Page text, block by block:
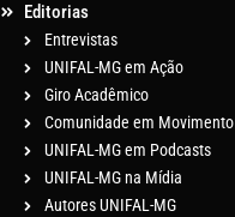
Editorias
Entrevistas
UNIFAL-MG em Ação
Giro Acadêmico
Comunidade em Movimento
UNIFAL-MG em Podcasts
UNIFAL-MG na Mídia
Autores UNIFAL-MG